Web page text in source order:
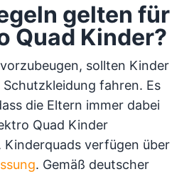
gelten für
Quad Kinder?
sollten Kinder
fahren. Es
die Eltern immer dabei
Quad Kinder
Kinderquads verfügen über
. Gemäß deutscher